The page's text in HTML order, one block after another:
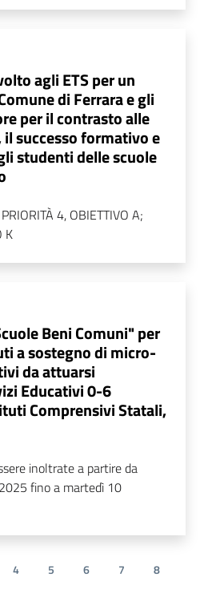
agli ETS per un
di Ferrara e gli
per il contrasto alle
successo formativo e
studenti delle scuole
4, OBIETTIVO A;
K
Beni Comuni" per
a sostegno di micro-
da attuarsi
Educativi 0-6
Comprensivi Statali,
inoltrate a partire da
fino a martedì 10
4 5 6 7
8